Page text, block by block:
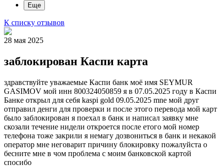
Еще
К списку отзывов
28 мая 2025
заблокирован Каспи карта
здравствуйте уважаемые Каспи банк моё имя SEYMUR
GASIMOV мой инн 800324050859 я в 07.05.2025 году в Каспи
Банке открыл для себя kaspi gold 09.05.2025 mne мой друг
отправил денги для проверки и после этого перевода мой карт
было заблокирован я поехал в банк и написал заявку мне
скозали течение нидели откроется после етого мой номер
телефона тоже закрили я немагу дозвониться в банк и некакой
оператор мне неговарит причину блокировку пожалуйста о
бесните мне в чом проблема с моим банковской картой
спосибо